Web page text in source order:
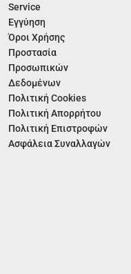
Service
Εγγύηση
Όροι Χρήσης
Προστασία
Προσωπικών
Δεδομένων
Πολιτική Cookies
Πολιτική Απορρήτου
Πολιτική Επιστροφών
Ασφάλεια Συναλλαγών